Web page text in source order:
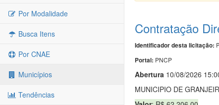
Por Modalidade
Busca Itens
Por CNAE
Municípios
Tendências
Contratação
Identificador desta licitação:
Portal: PNCP
Abertura 10/08/2026
MUNICIPIO DE